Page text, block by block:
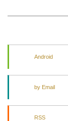
Android
by Email
RSS